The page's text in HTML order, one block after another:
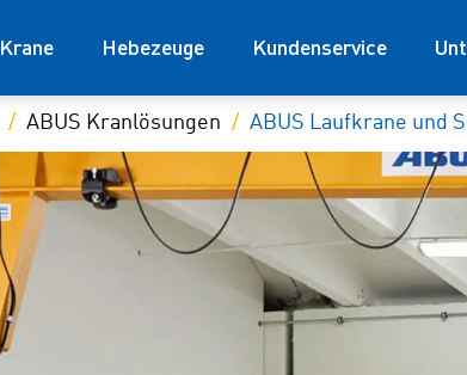
Krane Hebezeuge Kundenservice
ABUS Kranlösungen ABUS Laufkrane und